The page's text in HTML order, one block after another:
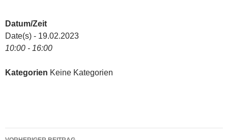
Datum/Zeit
Date(s) - 19.02.2023
10:00 - 16:00
Kategorien Keine Kategorien
Beitragsnavigation